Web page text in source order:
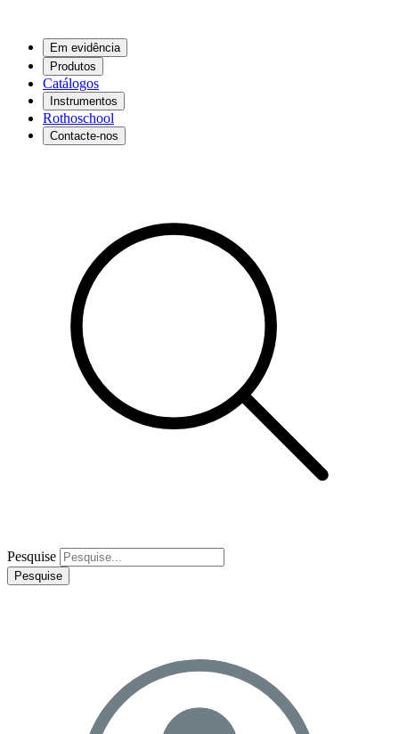
Em evidência
Produtos
Catálogos
Instrumentos
Rothoschool
Contacte-nos
Pesquise
Pesquise